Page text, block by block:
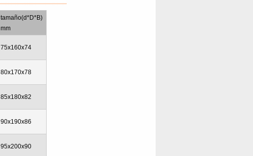
tamaño(d*D*B)
mm
75x160x74
80x170x78
85x180x82
90x190x86
95x200x90